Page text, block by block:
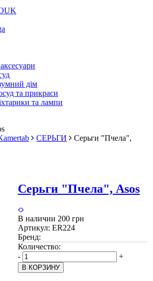
дім
та прикраси
та лампи
СЕРЬГИ
Серьги "Пчела",
Серьги "Пчела", Asos
В наличии 200 грн
Артикул: ER224
Бренд:
Количество:
-
+